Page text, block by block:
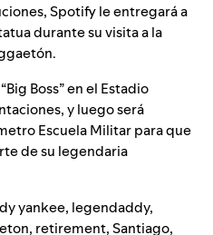
Spotify le entregará a
durante su visita ala
.
Boss” en el Estadio
y luego será
Escuela Militar para que
de su legendaria
yankee, legendaddy,
, retirement,Santiago,